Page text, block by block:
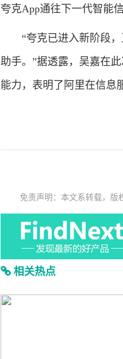
夸克App通往下一代智能
“夸克已进入新阶段，
助手。”据透露，吴嘉在
能力，表明了阿里在信息
免责声明：本文系转载，版
相关热点